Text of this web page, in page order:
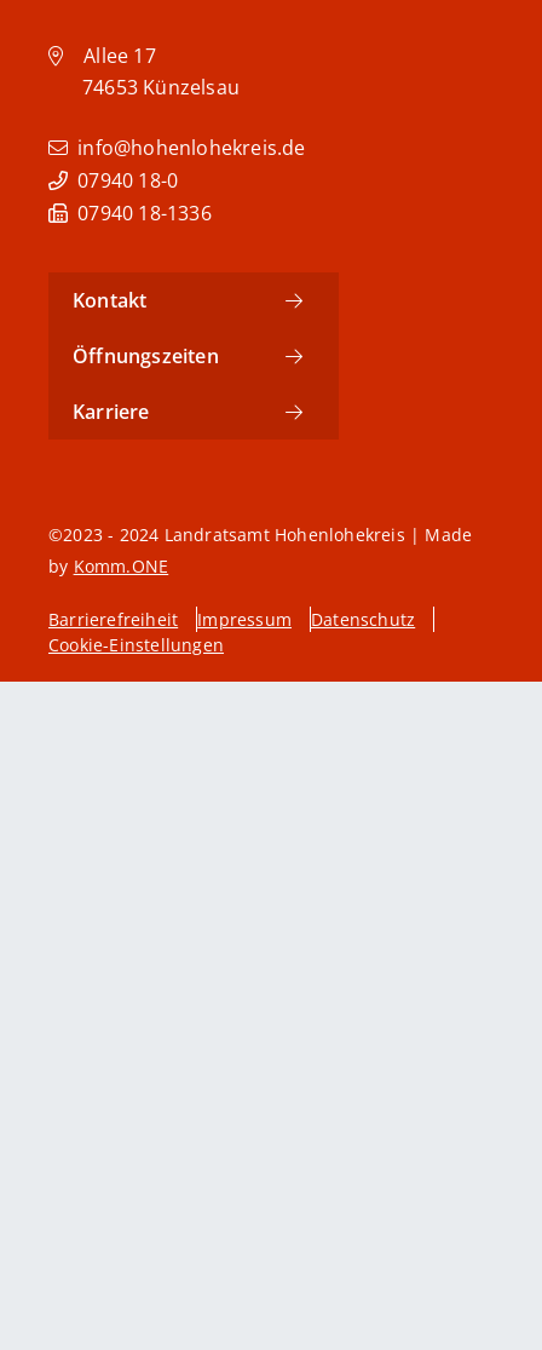
Allee 17
74653 Künzelsau
info@hohenlohekreis.de
07940 18-0
07940 18-1336
Kontakt
Öffnungszeiten
Karriere
©2023 - 2024 Landratsamt Hohenlohekreis | Made
by Komm.ONE
Barrierefreiheit Impressum
Datenschutz
Cookie-Einstellungen